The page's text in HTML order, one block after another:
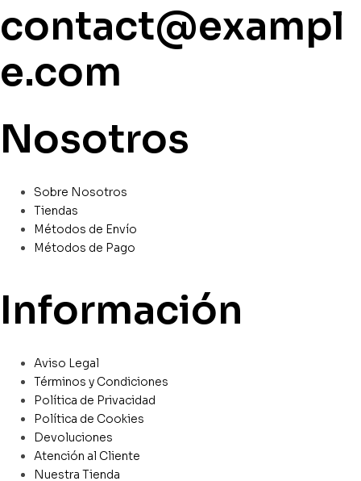
contact@exampl
e.com
Nosotros
Sobre Nosotros
Tiendas
Métodos de Envío
Métodos de Pago
Información
Aviso Legal
Términos y Condiciones
Política de Privacidad
Política de Cookies
Devoluciones
Atención al Cliente
Nuestra Tienda